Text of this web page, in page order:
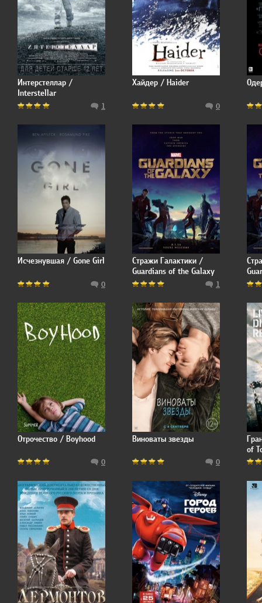
Интерстеллар /
Interstellar
1
Хайдер / Haider
0
Исчезнувшая / Gone Girl
0
Стражи Галактики /
Guardians of the Galaxy
1
Отрочество / Boyhood
0
Виноваты звезды
0
of